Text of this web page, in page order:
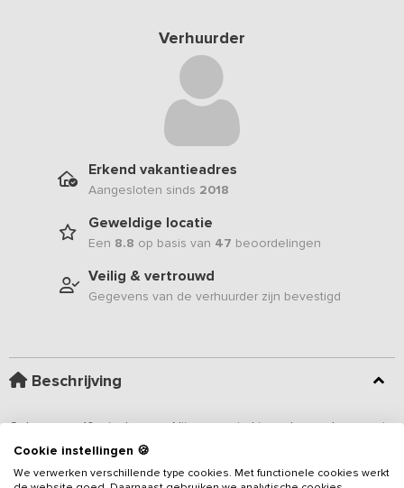
Verhuurder
Erkend vakantieadres
Aangesloten sinds 2018
Geweldige locatie
Een 8.8 op basis van 47 beoordelingen
Veilig & vertrouwd
Gegevens van de verhuurder zijn bevestigd
Beschrijving
Gelegen op 10 minuten van Nijmegen vind je, net over de grens in
Duitsland, dit grote landhuis. Het geheel gerestaureerde landhuis
beschermd natuurlandschap waar 's winters duizenden ganzen
Cookie instellingen 🍪
We verwerken verschillende type cookies. Met functionele cookies werkt